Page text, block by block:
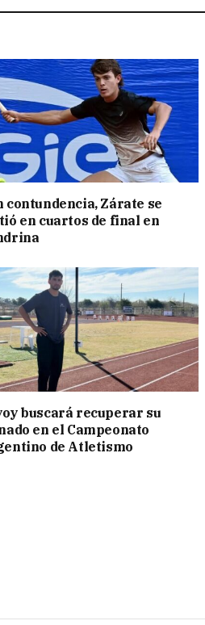
contundencia, Zárate se
en cuartos de final en
buscará recuperar su
en el Campeonato
de Atletismo